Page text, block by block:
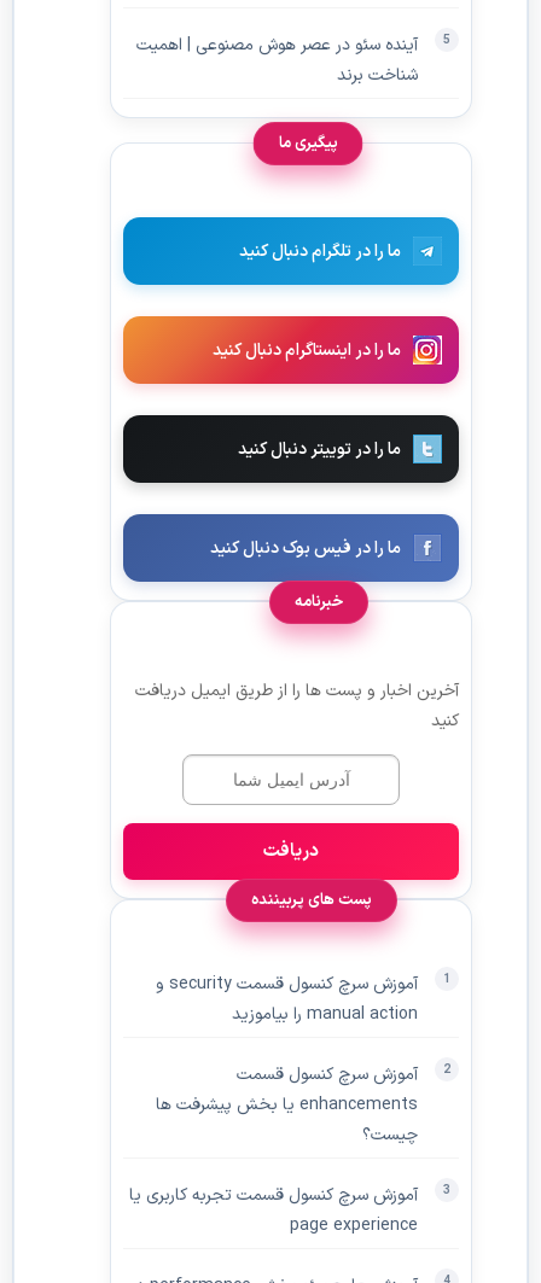
آینده سئو در عصر هوش مصنوعی | اهمیت
شناخت برند
پیگیری ما
ما را در تلگرام دنبال کنید
ما را در اینستاگرام دنبال کنید
ما را در توییتر دنبال کنید
ما را در فیس بوک دنبال کنید
خبرنامه
آخرین اخبار و پست ها را از طریق ایمیل دریافت
کنید
دریافت
پست های پربیننده
آموزش سرچ کنسول قسمت security و
manual action را بیاموزید
آموزش سرچ کنسول قسمت
enhancements یا بخش پیشرفت ها
چیست؟
آموزش سرچ کنسول قسمت تجربه کاربری یا
page experience